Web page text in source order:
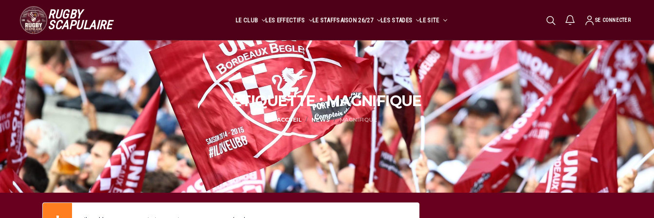
RUGBY
SCAPULAIRE LE CLUB LES EFFECTIFS LE STAFFSAISON 26/27 LES STADES LE SITE SE CONNECTER
ÉTIQUETTE : MAGNIFIQUE
ACCUEIL NEWS MAGNIFIQUE